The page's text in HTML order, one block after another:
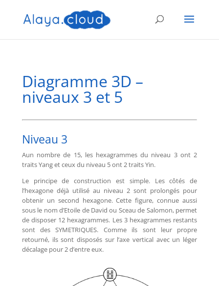
Diagramme 3D –
niveaux 3 et 5
Niveau 3
Aun nombre de 15, les hexagrammes du niveau 3 ont 2
traits Yang et ceux du niveau 5 ont 2 traits Yin.
Le principe de construction est simple. Les côtés de
l’hexagone déjà utilisé au niveau 2 sont prolongés pour
obtenir un second hexagone. Cette figure, connue aussi
sous le nom d’Etoile de David ou Sceau de Salomon, permet
de disposer 12 hexagrammes. Les 3 hexagrammes restants
sont des SYMETRIQUES. Comme ils sont leur propre
retourné, ils sont disposés sur l’axe vertical avec un léger
décalage pour 2 d’entre eux.